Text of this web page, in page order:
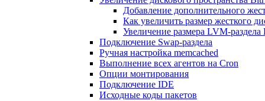
Добавление дополнительного
Как увеличить размер жесткого
Увеличение размера LVM-
Подключение Swap-раздела
Ручная настройка memcached
Выполнение всех агентов на Cron
Опции монтирования
Подключение IDE
Исходные коды пакетов